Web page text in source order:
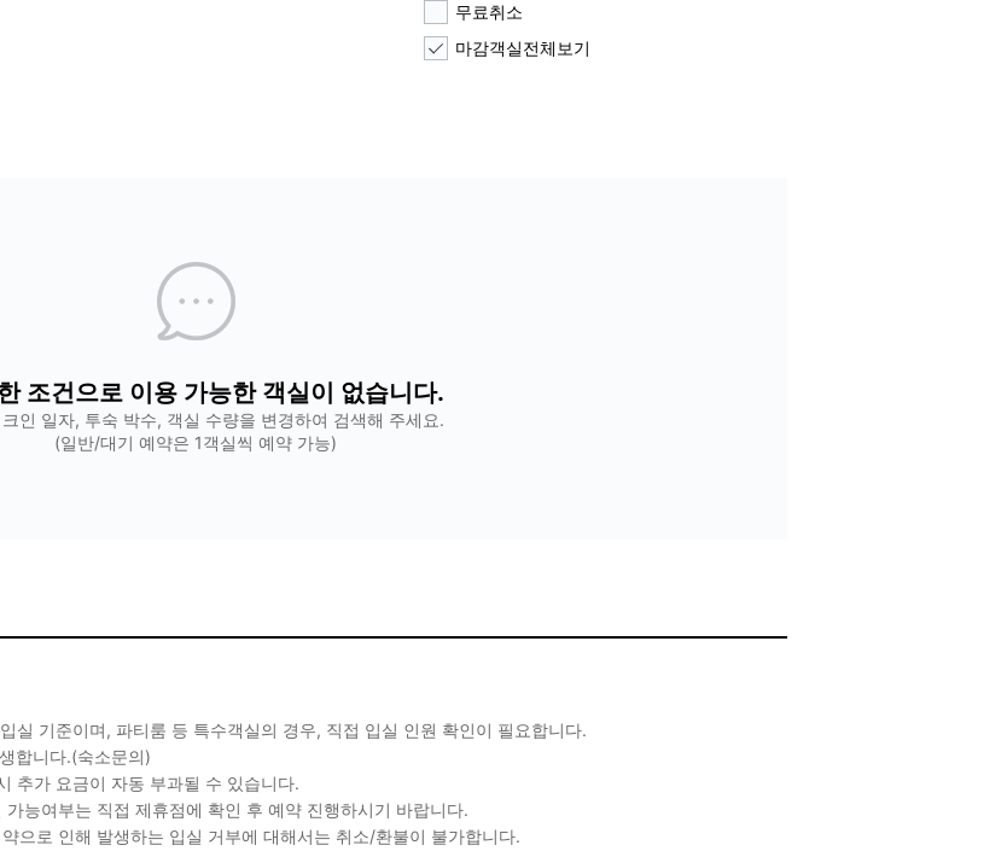
무료취소
마감객실전체보기
조건으로 이용 가능한 객실이 없습니다.
인 일자, 투숙 박수, 객실 수량을 변경하여 검색해 주세요.
(일반/대기 예약은 1객실씩 예약 가능)
실 기준이며, 파티룸 등 특수객실의 경우, 직접 입실 인원 확인이 필요합니다.
합니다.(숙소문의)
추가 요금이 자동 부과될 수 있습니다.
가능여부는 직접 제휴점에 확인 후 예약 진행하시기 바랍니다.
으로 인해 발생하는 입실 거부에 대해서는 취소/환불이 불가합니다.